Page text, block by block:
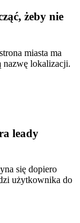
żeby nie
miasta ma
nazwę lokalizacji.
leady
się dopiero
użytkownika do